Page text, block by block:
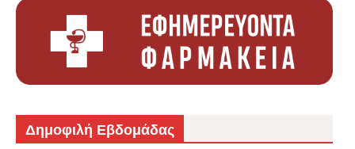
Δημοφιλή Εβδομάδας